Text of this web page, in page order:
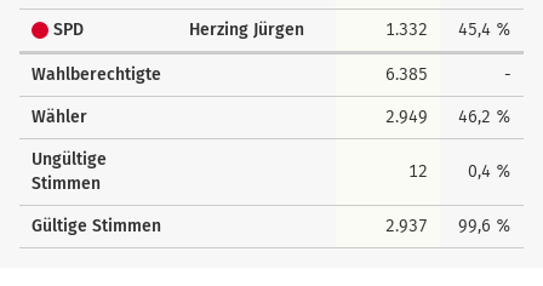
SPD Herzing Jürgen 1.332 45,4 %
Wahlberechtigte 6.385 -
Wähler 2.949 46,2 %
Ungültige
Stimmen
12 0,4 %
Gültige Stimmen 2.937 99,6 %